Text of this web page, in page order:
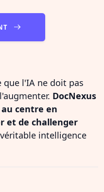
que l'IA ne doit pas
DocNexus
centre en
et de challenger
intelligence